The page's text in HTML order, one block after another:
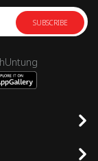
SUBSCRIBE